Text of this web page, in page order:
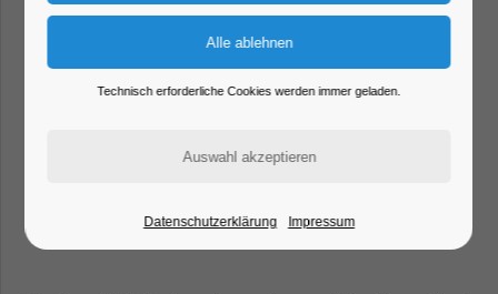
Technisch erforderliche Cookies werden immer geladen.
Datenschutzerklärung Impressum